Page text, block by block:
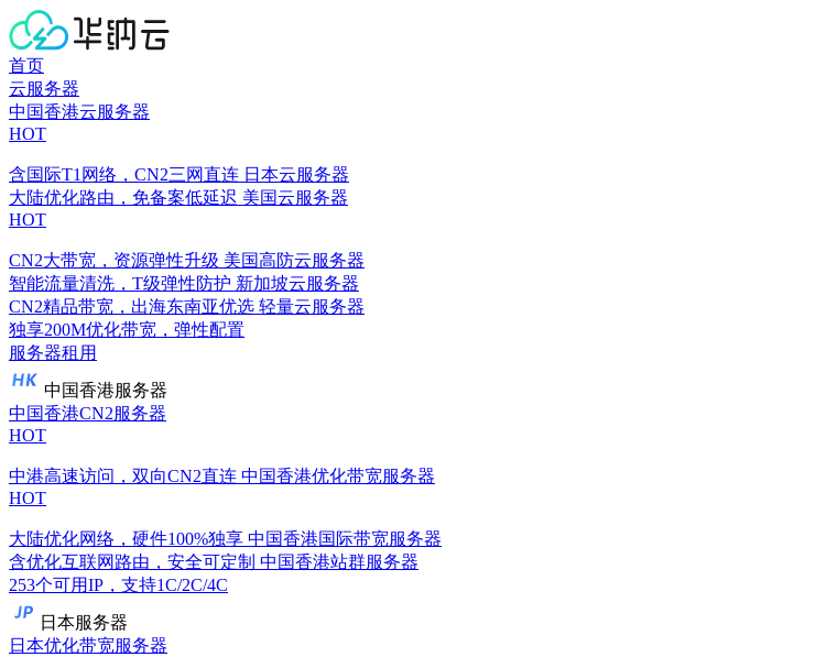
首页
云服务器
中国香港云服务器
HOT
含国际T1网络，CN2三网直连 日本云服务器
大陆优化路由，免备案低延迟 美国云服务器
HOT
CN2大带宽，资源弹性升级 美国高防云服务器
智能流量清洗，T级弹性防护 新加坡云服务器
CN2精品带宽，出海东南亚优选 轻量云服务器
独享200M优化带宽，弹性配置
服务器租用
中国香港服务器
中国香港CN2服务器
HOT
中港高速访问，双向CN2直连 中国香港优化带宽服务器
HOT
大陆优化网络，硬件100%独享 中国香港国际带宽服务器
含优化互联网路由，安全可定制 中国香港站群服务器
253个可用IP，支持1C/2C/4C
日本服务器
日本优化带宽服务器